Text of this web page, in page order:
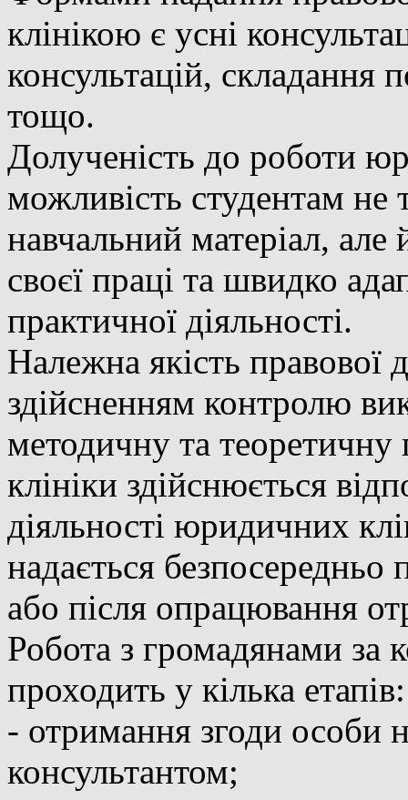
клінікою є усні
консультацій, складання
тощо.
Долученість до роботи
можливість студентам не
навчальний матеріал, але
своєї праці та швидко
практичної діяльності.
Належна якість правової
здійсненням контролю
методичну та
клініки здійснюється
діяльності юридичних
надається безпосередньо
або після опрацювання
Робота з громадянами за
проходить у кілька етапів:
- отримання згоди особи
консультантом;